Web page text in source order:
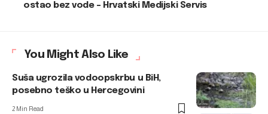
ostao bez vode – Hrvatski Medijski Servis
You Might Also Like
Suša ugrozila vodoopskrbu u BiH,
posebno teško u Hercegovini
2 Min Read